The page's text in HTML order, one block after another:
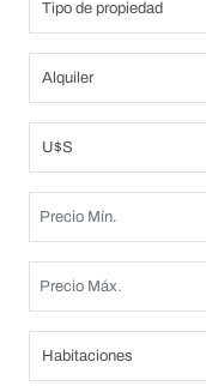
Tipo de propiedad
Alquiler
U$S
Habitaciones